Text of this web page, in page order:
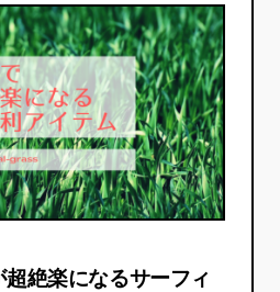
絶楽になるサーフィ